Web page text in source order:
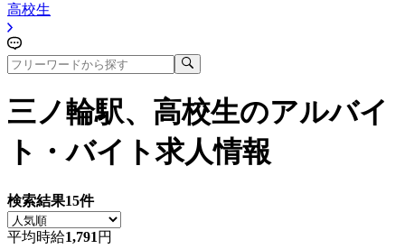
高校生
三ノ輪駅、高校生のアルバイ
ト・バイト求人情報
検索結果15件
平均時給1,791 円